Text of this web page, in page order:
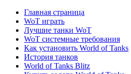
Главная страница
WoT играть
Лучшие танки WoT
WoT системные требования
Как установить World of Tanks
История танков
World of Tanks Blitz